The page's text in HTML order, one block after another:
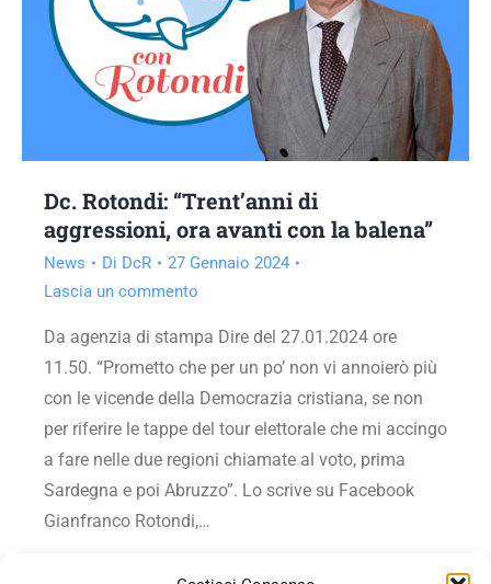
Dc. Rotondi: “Trent’anni di
aggressioni, ora avanti con la balena”
News Di DcR
27 Gennaio 2024
Lascia un commento
Da agenzia di stampa Dire del 27.01.2024 ore
11.50. “Prometto che per un po’ non vi annoierò più
con le vicende della Democrazia cristiana, se non
per riferire le tappe del tour elettorale che mi accingo
a fare nelle due regioni chiamate al voto, prima
Sardegna e poi Abruzzo”. Lo scrive su Facebook
Gianfranco Rotondi,…